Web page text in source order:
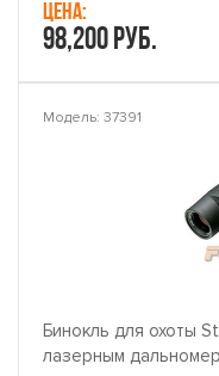
Цена:
98,200 руб.
Модель: 37391
Бинокль для охоты
лазерным